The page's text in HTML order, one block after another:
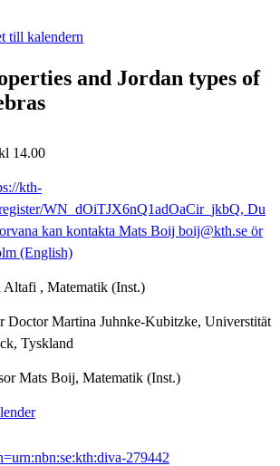
till kalendern
and Jordan types of
14.00
kth-
WN_dOiTJX6nQ1adOaCir_jkbQ, Du
kan kontakta Mats Boij boij@kth.se ör
(English)
Altafi , Matematik (Inst.)
Doctor Martina Juhnke-Kubitzke, Universtität
Tyskland
Mats Boij, Matematik (Inst.)
279442